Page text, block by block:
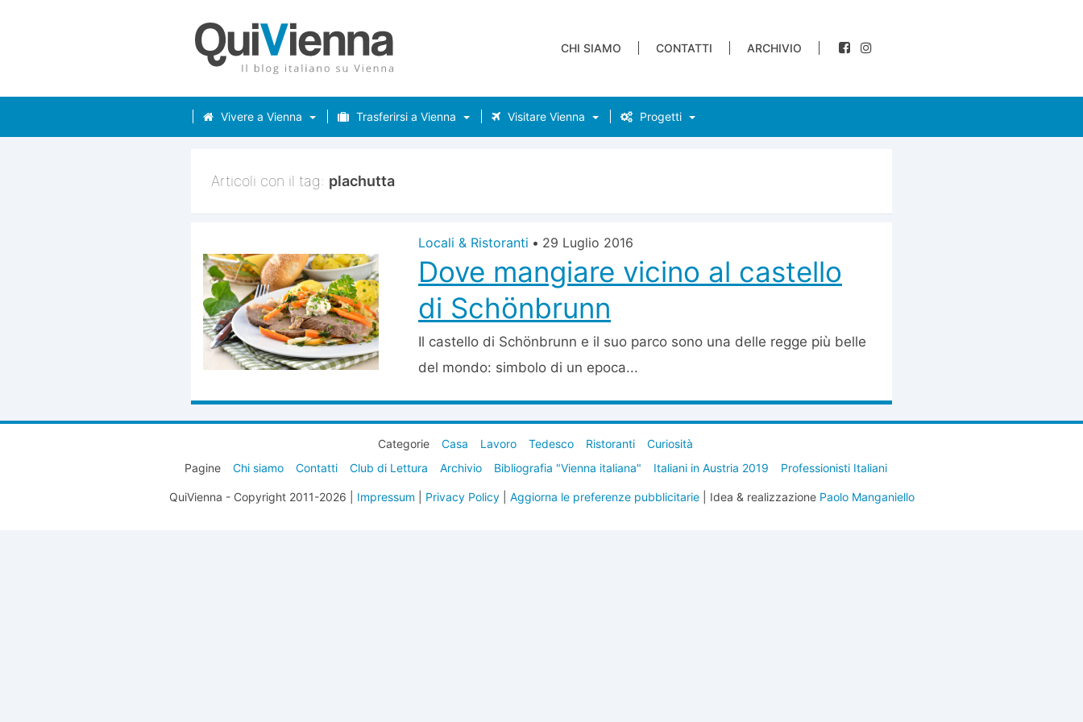
CHI SIAMO CONTATTI ARCHIVIO
Vivere a Vienna Trasferirsi a Vienna Visitare Vienna Progetti
Articoli con il tag: plachutta
Locali & Ristoranti • 29 Luglio 2016
Dove mangiare vicino al castello
di Schönbrunn
Il castello di Schönbrunn e il suo parco sono una delle regge più belle
del mondo: simbolo di un epoca...
Categorie Casa Lavoro Tedesco Ristoranti
Curiosità
Pagine
Chi siamo Contatti Club di Lettura Archivio Bibliografia "Vienna italiana" Italiani in Austria 2019 Professionisti Italiani
QuiVienna - Copyright 2011-2026 | Impressum Privacy Policy| Aggiorna le preferenze pubblicitarie| Idea & realizzazione Paolo Manganiello